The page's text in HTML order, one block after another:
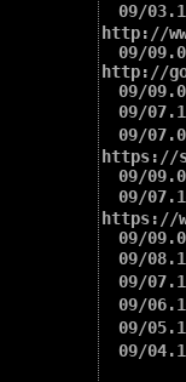
09/
http://
09/
http://
09/
09/
09/
https://
09/
09/
https://
09/
09/
09/
09/
09/
09/